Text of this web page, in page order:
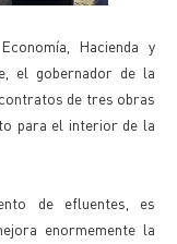
Hacienda y
el gobernador de la
de tres obras
para el interior de la
de efluentes, es
enormemente la